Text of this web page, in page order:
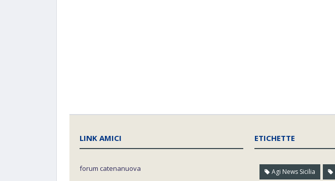
LINK AMICI
forum catenanuova
ETICHETTE
Agi News Sicilia